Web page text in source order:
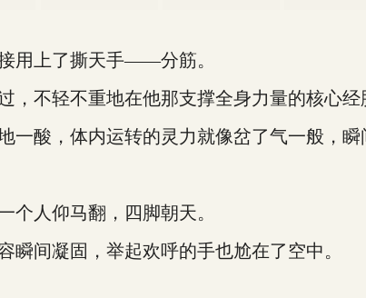
用上了撕天手——分筋。
不轻不重地在他那支撑全身力量的核心经
，体内运转的灵力就像岔了气一般，瞬
人仰马翻，四脚朝天。
间凝固，举起欢呼的手也尬在了空中。